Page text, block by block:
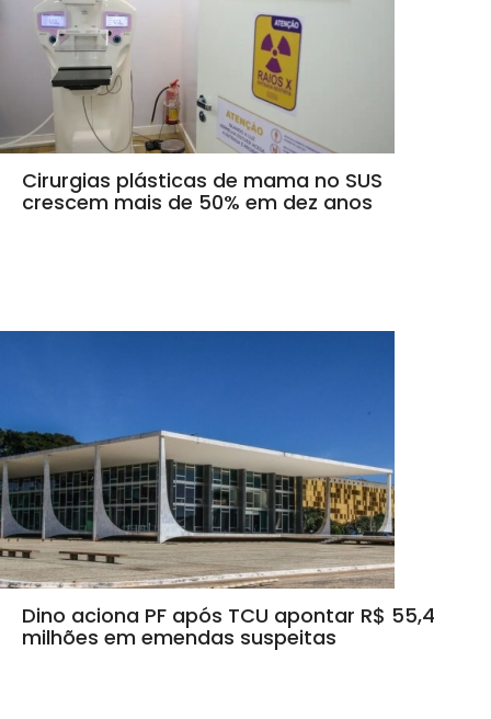
Cirurgias plásticas de mama no SUS
crescem mais de 50% em dez anos
Dino aciona PF após TCU apontar R$ 55,4
milhões em emendas suspeitas